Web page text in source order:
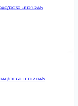
DC 30 LED 1.2Ah
DC 60 LED 2.0Ah